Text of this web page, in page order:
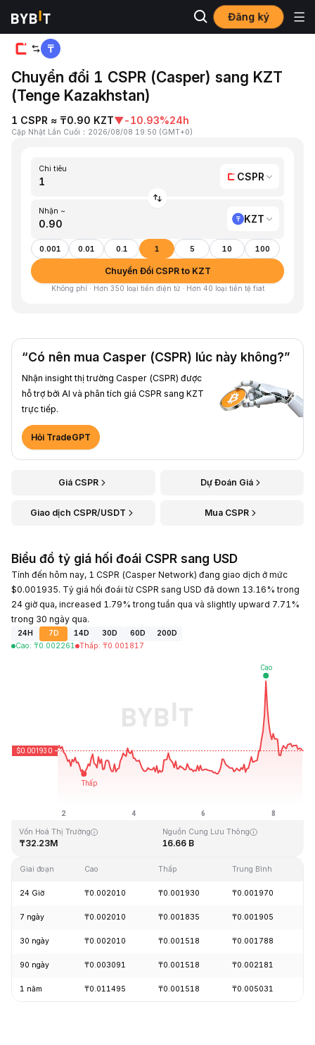
Đăng ký
Trang chủ
Chuyển đổi 1 CSPR (Casper) sang KZT
(Tenge Kazakhstan)
1 CSPR ≈ ₸0.90 KZT▼-10.93%24h
Cập Nhật Lần Cuối ： 2026/08/08 19:50 (GMT+0)
Chi tiêu
CSPR
Nhận ~
KZT
0.001 0.01 0.1 1 5 10 100
Chuyển Đổi CSPR to KZT
Không phí · Hơn 350 loại tiền điện tử · Hơn 40 loại tiền tệ fiat
“Có nên mua Casper (CSPR) lúc này không?”
Nhận insight thị trường Casper (CSPR) được
hỗ trợ bởi AI và phân tích giá CSPR sang KZT
trực tiếp.
Hỏi TradeGPT
Giá CSPR Dự Đoán Giá
Giao dịch CSPR/USDT Mua CSPR
Biểu đồ tỷ giá hối đoái CSPR sang USD
Tính đến hôm nay, 1 CSPR (Casper Network) đang giao dịch ở mức
$0.001935. Tỷ giá hối đoái từ CSPR sang USD đã down 13.16% trong
24 giờ qua, increased 1.79% trong tuần qua và slightly upward 7.71%
trong 30 ngày qua.
24H 7D 14D 30D 60D
200D
Cao: ₸0.002261 Thấp: ₸0.001817
Cập Nhật Lần Cuối: 2026-08-08, 19:50 GMT+0
₸0.001460
Vốn Hoá Thị Trường
₸32.23M
Nguồn Cung Lưu Thông
16.66 B
Giai đoạn Cao Thấp Trung Bình
24 Giờ ₸0.002010 ₸0.001930 ₸0.001970
7 ngày ₸0.002010 ₸0.001835 ₸0.001905
30 ngày ₸0.002010 ₸0.001518 ₸0.001788
90 ngày ₸0.003091 ₸0.001518 ₸0.002181
1 năm ₸0.011495 ₸0.001518 ₸0.005031